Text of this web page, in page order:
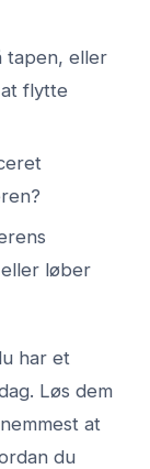
tapen, eller
flytte
løber
har et
Løs dem
at
du